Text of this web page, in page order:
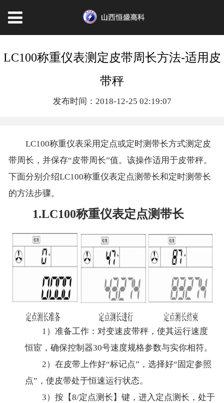
LC100称重仪表测定皮带周长方法-适用皮
带秤
发布时间：2018-12-25 02:19:07
LC100称重仪表采用定点或定时测带长方式测定皮
带周长，并保存“皮带周长”值。该操作适用于皮带秤。
下面分别介绍LC100称重仪表定点测带长和定时测带长
的方法步骤。
1.LC100称重仪表定点测带长
1）准备工作：对变速皮带秤，使其运行速度
恒宦，确保控制器30号速度规格参数与实你相符。
2）在皮带上作好“标记点”，选择好“固定参照
点”，使皮带处于恒速运行状态。
3）按【8/定点测长】键，进入定点测长，处于